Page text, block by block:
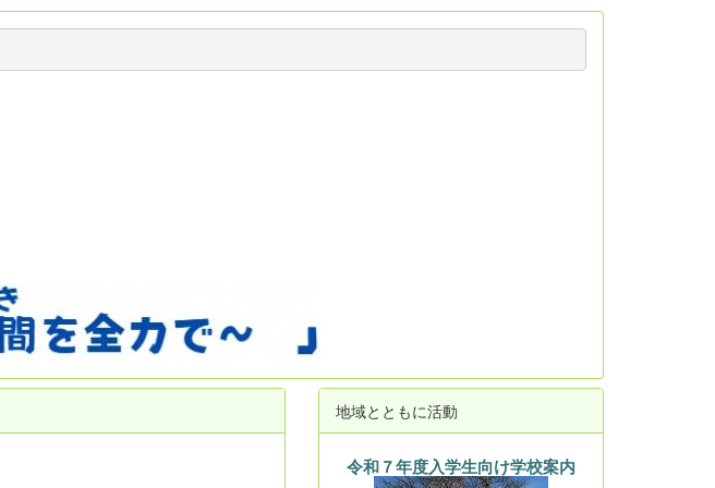
地域とともに活動
令和７年度入学生向け学校案内